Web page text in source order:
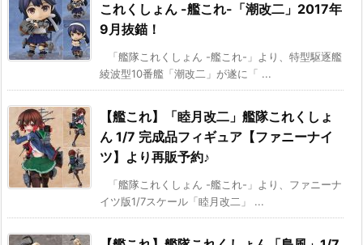
これくしょん -艦これ-「潮改二」2017年
9月抜錨！
「艦隊これくしょん -艦これ-」より、特型駆逐艦
綾波型10番艦「潮改二」が遂に「 ...
【艦これ】「睦月改二」艦隊これくしょ
ん 1/7 完成品フィギュア【ファニーナイ
ツ】より再販予約♪
「艦隊これくしょん -艦これ-」より、ファニーナ
イツ版1/7スケール「睦月改二」 ...